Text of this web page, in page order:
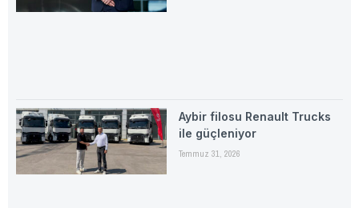
Aybir filosu Renault Trucks
ile güçleniyor
Temmuz 31, 2026